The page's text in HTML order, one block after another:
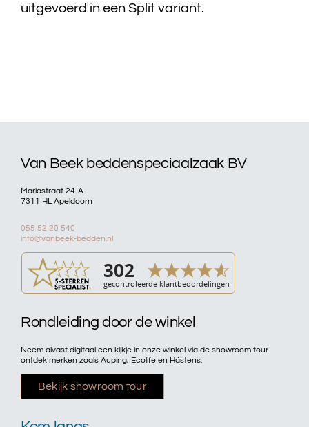
uitgevoerd in een Split variant.
Van Beek beddenspeciaalzaak BV
Mariastraat 24-A
7311 HL Apeldoorn
055 52 20 540
info@vanbeek-bedden.nl
Rondleiding door de winkel
Neem alvast digitaal een kijkje in onze winkel via de showroom tour
ontdek merken zoals Auping, Ecolife en Hästens.
Bekijk showroom tour